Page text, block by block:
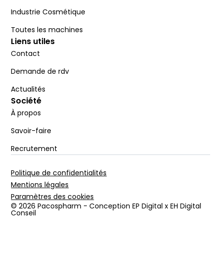
Industrie Cosmétique
Toutes les machines
Liens utiles
Contact
Demande de rdv
Actualités
Société
À propos
Savoir-faire
Recrutement
© 2026 Pacospharm - Conception EP Digital x EH Digital
Conseil
Politique de confidentialités
Mentions légales
Paramètres des cookies